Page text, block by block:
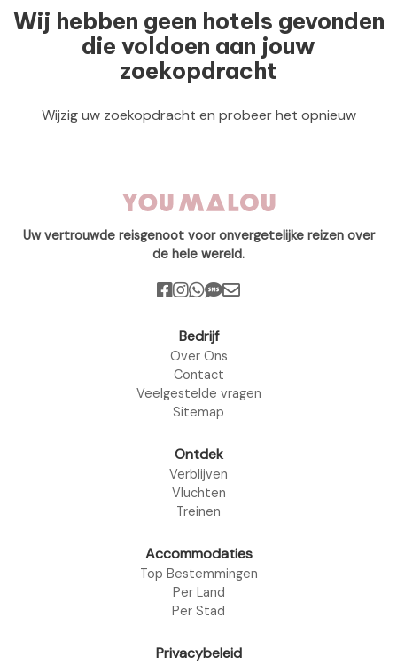
Wij hebben geen hotels gevonden
die voldoen aan jouw
zoekopdracht
Wijzig uw zoekopdracht en probeer het opnieuw
Uw vertrouwde reisgenoot voor onvergetelijke reizen over
de hele wereld.
Bedrijf
Over Ons
Contact
Veelgestelde vragen
Sitemap
Ontdek
Verblijven
Vluchten
Treinen
Accommodaties
Top Bestemmingen
Per Land
Per Stad
Privacybeleid